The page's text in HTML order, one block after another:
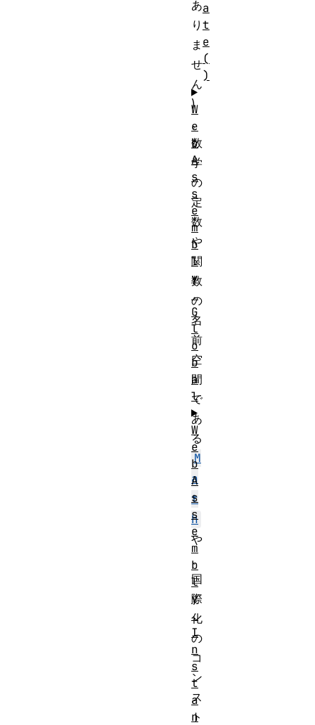
あ
り
ま
せ
ん
)
。
数
学
の
定
数
や
関
数
の
名
前
空
間
で
あ
る
M
a
t
h
や
、
国
際
化
の
コ
ン
ス
ト
a
t
e
(
)
W
e
b
A
s
s
e
m
b
l
y
.
G
l
o
b
a
l
W
e
b
A
s
s
e
m
b
l
y
.
I
n
s
t
a
n